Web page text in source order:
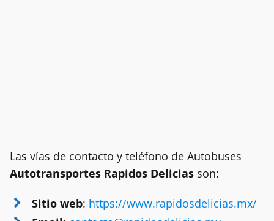
Las vías de contacto y teléfono de Autobuses
Autotransportes Rapidos Delicias son:
Sitio web: https://www.rapidosdelicias.mx/